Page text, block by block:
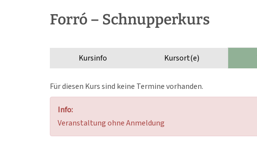
Forró – Schnupperkurs
Kursinfo Kursort(e)
Für diesen Kurs sind keine Termine vorhanden.
Info:
Veranstaltung ohne Anmeldung